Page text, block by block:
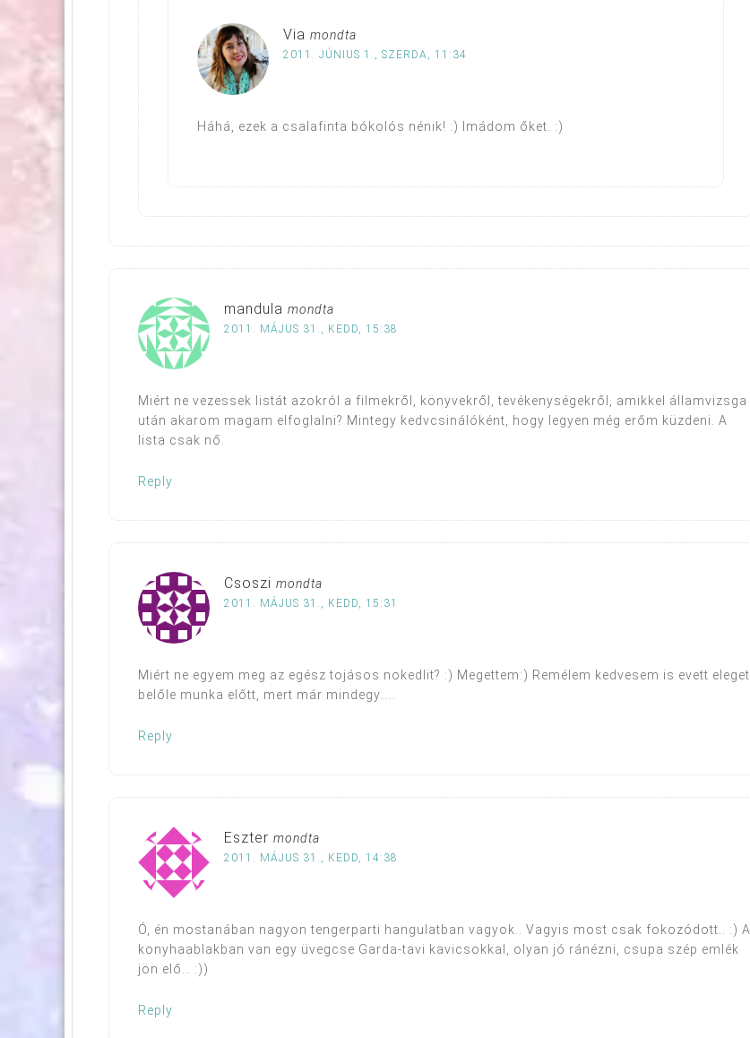
Via mondta
2011. JÚNIUS 1., SZERDA, 11:34
Háhá, ezek a csalafinta bókolós nénik! :) Imádom őket. :)
mandula mondta
2011. MÁJUS 31., KEDD, 15:38
Miért ne vezessek listát azokról a filmekről, könyvekről, tevékenységekről, amikkel államvizsga
után akarom magam elfoglalni? Mintegy kedvcsinálóként, hogy legyen még erőm küzdeni. A
lista csak nő.
Reply
Csoszi mondta
2011. MÁJUS 31., KEDD, 15:31
Miért ne egyem meg az egész tojásos nokedlit? :) Megettem:) Remélem kedvesem is evett eleget
belőle munka előtt, mert már mindegy…..
Reply
Eszter mondta
2011. MÁJUS 31., KEDD, 14:38
Ó, én mostanában nagyon tengerparti hangulatban vagyok.. Vagyis most csak fokozódott.. :) A
konyhaablakban van egy üvegcse Garda-tavi kavicsokkal, olyan jó ránézni, csupa szép emlék
jön elő… :))
Reply